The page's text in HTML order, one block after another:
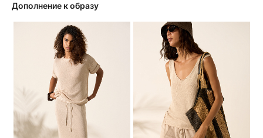
Дополнение к образу